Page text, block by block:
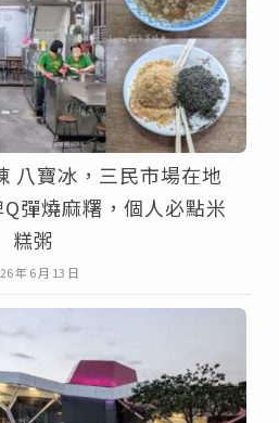
八寶冰，三民市場在地
彈燒麻糬，個人必點米
糕粥
年 6 月 13 日